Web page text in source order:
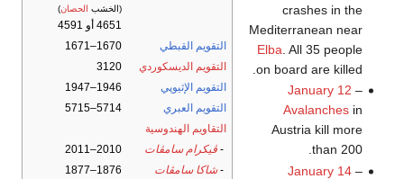
(الخشب الحصان)
4651 أو 4591
التقويم القبطي
1670–1671
التقويم الديسكوردي
3120
التقويم الإثيوپي
1946–1947
التقويم العبري
5714–5715
التقاويم الهندوسية
- ڤيكرام سامڤات
2010–2011
-شاكا سامڤات
1876–1877
crashes in the
Mediterranean near
Elba . All 35 people
on board are killed.
January 12 –
Avalanchesin
Austria kill more
than 200.
January 14–